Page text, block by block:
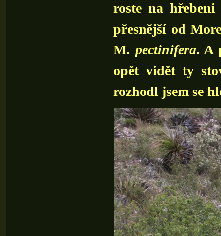
roste na hřebeni
přesnější od
M. pectinifera. A
opět vidět ty
rozhodl jsem se